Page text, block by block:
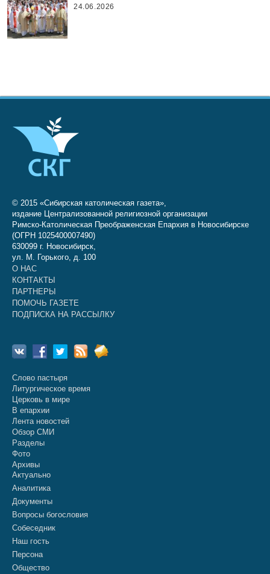
24.06.2026
© 2015 «Сибирская католическая газета»,
издание Централизованной религиозной организации
Римско-Католическая Преображенская Епархия в Новосибирске
(ОГРН 1025400007490)
630099 г. Новосибирск,
ул. М. Горького, д. 100
О НАС
КОНТАКТЫ
ПАРТНЕРЫ
ПОМОЧЬ ГАЗЕТЕ
ПОДПИСКА НА РАССЫЛКУ
Слово пастыря
Литургическое время
Церковь в мире
В епархии
Лента новостей
Обзор СМИ
Разделы
Фото
Архивы
Актуально
Аналитика
Документы
Вопросы богословия
Собеседник
Наш гость
Персона
Общество